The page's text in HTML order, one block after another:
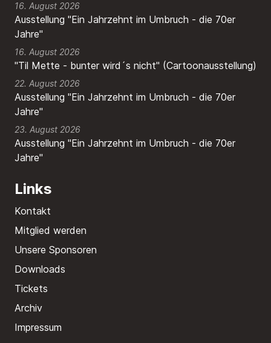
16. August 2026
Ausstellung "Ein Jahrzehnt im Umbruch - die 70er
Jahre"
16. August 2026
"Til Mette - bunter wird´s nicht" (Cartoonausstellung)
22. August 2026
Ausstellung "Ein Jahrzehnt im Umbruch - die 70er
Jahre"
23. August 2026
Ausstellung "Ein Jahrzehnt im Umbruch - die 70er
Jahre"
Links
Kontakt
Mitglied werden
Unsere Sponsoren
Downloads
Tickets
Archiv
Impressum